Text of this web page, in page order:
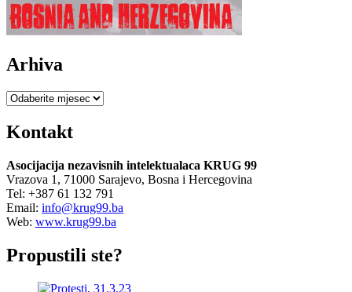
Arhiva
Arhiva
Kontakt
Asocijacija nezavisnih intelektualaca KRUG 99
Vrazova 1, 71000 Sarajevo, Bosna i Hercegovina
Tel: +387 61 132 791
Email: info@krug99.ba
Web: www.krug99.ba
Propustili ste?